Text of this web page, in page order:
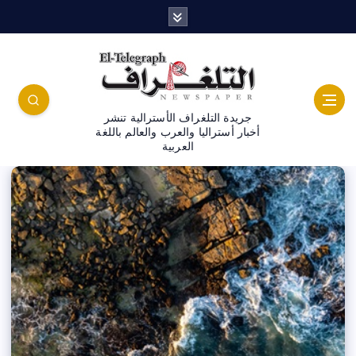
جريدة التلغراف الأسترالية تنشر
أخبار أستراليا والعرب والعالم باللغة
العربية